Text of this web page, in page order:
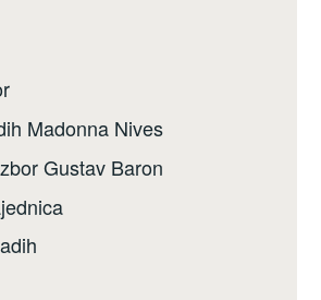
Madonna Nives
Gustav Baron